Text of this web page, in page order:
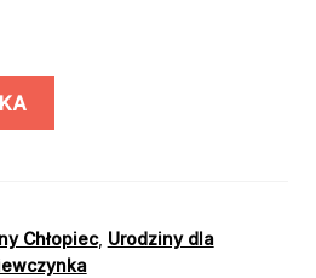
Chłopiec, Urodziny dla